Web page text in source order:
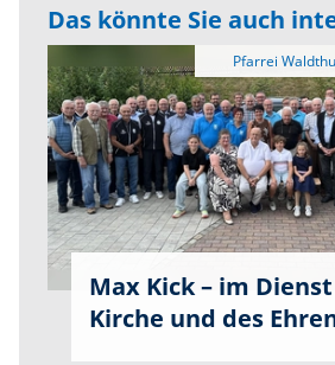
Das könnte Sie auch
Max Kick – im
Kirche und des